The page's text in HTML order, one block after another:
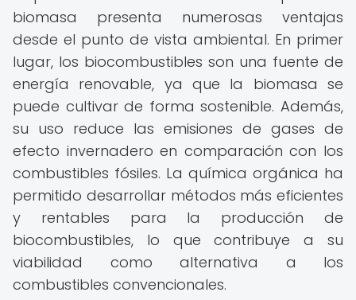
biomasa presenta numerosas ventajas
desde el punto de vista ambiental. En primer
lugar, los biocombustibles son una fuente de
energía renovable, ya que la biomasa se
puede cultivar de forma sostenible. Además,
su uso reduce las emisiones de gases de
efecto invernadero en comparación con los
combustibles fósiles. La química orgánica ha
permitido desarrollar métodos más eficientes
y rentables para la producción de
biocombustibles, lo que contribuye a su
viabilidad como alternativa a los
combustibles convencionales.